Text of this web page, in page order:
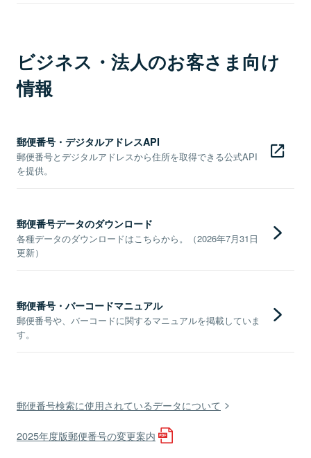
ビジネス・法人のお客さま向け
情報
郵便番号・デジタルアドレスAPI
郵便番号とデジタルアドレスから住所を取得できる公式API
を提供。
郵便番号データのダウンロード
各種データのダウンロードはこちらから。（2026年7月31日
更新）
郵便番号・バーコードマニュアル
郵便番号や、バーコードに関するマニュアルを掲載していま
す。
郵便番号検索に使用されているデータについて
2025年度版郵便番号の変更案内